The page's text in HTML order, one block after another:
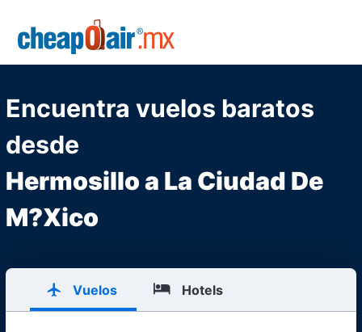
Skip to main content
Encuentra vuelos baratos
desde
Hermosillo a La Ciudad De
M?Xico
Vuelos Hotels